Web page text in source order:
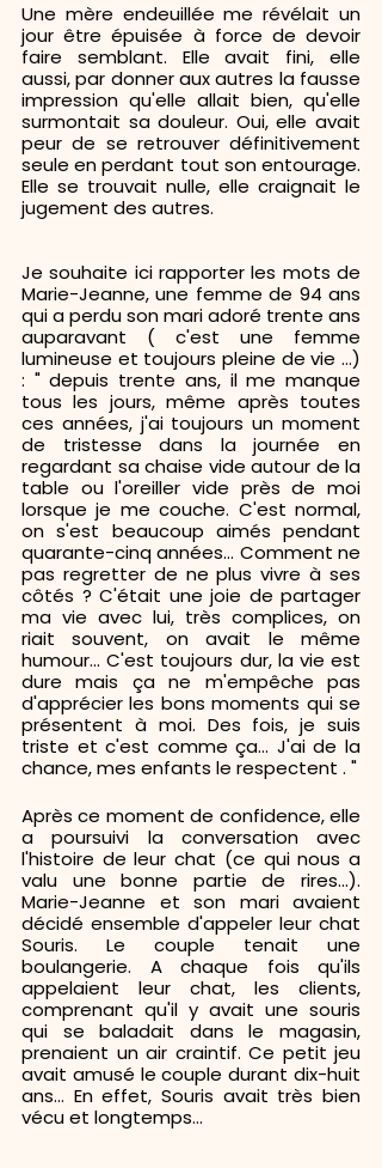
Une mère endeuillée me révélait un
jour être épuisée à force de devoir
faire semblant. Elle avait fini, elle
aussi, par donner aux autres la fausse
impression qu'elle allait bien, qu'elle
surmontait sa douleur. Oui, elle avait
peur de se retrouver définitivement
seule en perdant tout son entourage.
Elle se trouvait nulle, elle craignait le
jugement des autres.
Je souhaite ici rapporter les mots de
Marie-Jeanne, une femme de 94 ans
qui a perdu son mari adoré trente ans
auparavant ( c'est une femme
lumineuse et toujours pleine de vie ...)
: " depuis trente ans, il me manque
tous les jours, même après toutes
ces années, j'ai toujours un moment
de tristesse dans la journée en
regardant sa chaise vide autour de la
table ou l'oreiller vide près de moi
lorsque je me couche. C'est normal,
on s'est beaucoup aimés pendant
quarante-cinq années... Comment ne
pas regretter de ne plus vivre à ses
côtés ? C'était une joie de partager
ma vie avec lui, très complices, on
riait souvent, on avait le même
humour... C'est toujours dur, la vie est
dure mais ça ne m'empêche pas
d'apprécier les bons moments qui se
présentent à moi. Des fois, je suis
triste et c'est comme ça... J'ai de la
Après ce moment de confidence, elle
a poursuivi la conversation avec
l'histoire de leur chat (ce qui nous a
valu une bonne partie de rires...).
Marie-Jeanne et son mari avaient
décidé ensemble d'appeler leur chat
Souris. Le couple tenait une
boulangerie. A chaque fois qu'ils
appelaient leur chat, les clients,
comprenant qu'il y avait une souris
qui se baladait dans le magasin,
prenaient un air craintif. Ce petit jeu
avait amusé le couple durant dix-huit
ans... En effet, Souris avait très bien
vécu et longtemps...